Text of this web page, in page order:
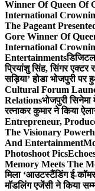
Winner Of Queen Of
International
The Pageant
Gore Winner Of
International
Entertainments
प्रियांशु सिंह, सिंगर एक्टर
सड़िया’ होडा भोजपुरी पर
Cultural Forum
Relationsभोजपुरी
रत्नाकर कुमार ने किया
Entrepreneur,
The Visionary
And Entertainment
Photoshoot Pics
Memory Meets The
मिला ‘आउटस्टैंडिंग ई-
मॉडलिंग एजेंसी ने किया